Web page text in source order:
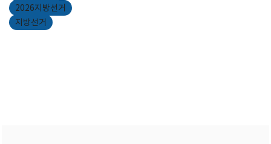
2026지방선거
지방선거